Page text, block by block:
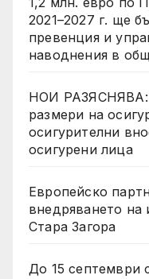
2021–2027 г. ще
превенция и
наводнения в
НОИ РАЗЯСНЯВА:
размери на
осигурителни
осигурени лица
Европейско
внедряването на
Стара Загора
До 15 септември